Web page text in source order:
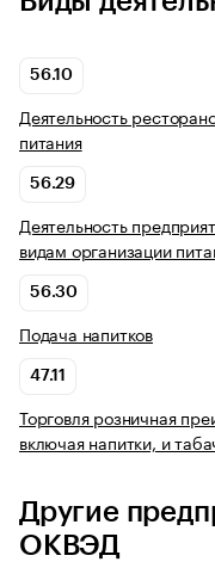
56.10
Деятельность
питания
56.29
Деятельность
видам организации
56.30
Подача напитков
47.11
Торговля розничная
включая напитки, и
Другие
ОКВЭД